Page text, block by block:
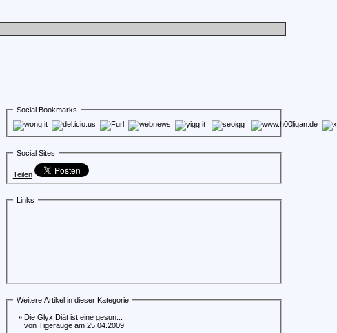
Social Bookmarks
Social Sites
Teilen
Links
Weitere Artikel in dieser Kategorie
» Die Glyx Diät ist eine gesun...
von Tigerauge am 25.04.2009